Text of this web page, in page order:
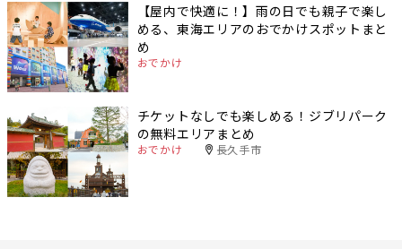
【屋内で快適に！】雨の日でも親子で楽し
める、東海エリアのおでかけスポットまと
め
おでかけ
チケットなしでも楽しめる！ジブリパーク
の無料エリアまとめ
おでかけ 長久手市